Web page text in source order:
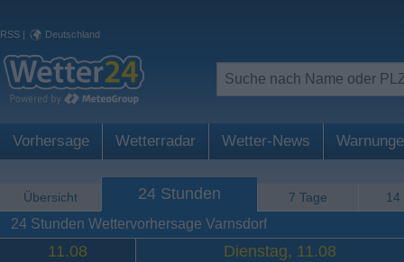
RSS | Deutschland
Vorhersage Wetterradar Wetter-News
Übersicht 24 Stunden 7 Tage 14
24 Stunden Wettervorhersage Varnsdorf
11.08 Dienstag, 11.08